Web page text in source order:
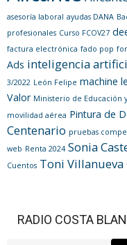
asesoría laboral ayudas DANA
profesionales Curso FCOV27
factura electrónica fado pop
Ads inteligencia
3/2022 León Felipe machine
Valor Ministerio de Educación
movilidad aérea Pintura de
Centenario pruebas
web Renta 2024 Sonia
Cuentos Toni Villanueva
RADIO COSTA